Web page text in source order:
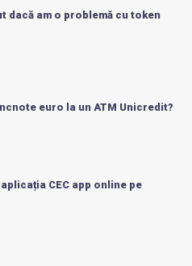
dacă am o problemă cu token
euro la un ATM Unicredit?
CEC app online pe